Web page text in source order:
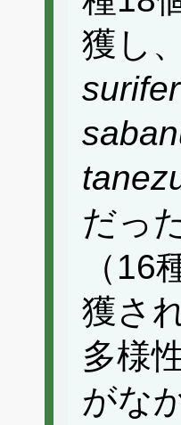
獲し
surifer
だっ
（
獲さ
多様
がな